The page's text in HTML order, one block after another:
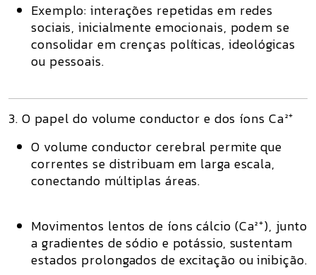
Exemplo: interações repetidas em redes
sociais, inicialmente emocionais, podem se
consolidar em crenças políticas, ideológicas
ou pessoais.
3. O papel do volume conductor e dos íons Ca²⁺
O volume conductor cerebral permite que
correntes se distribuam em larga escala,
conectando múltiplas áreas.
Movimentos lentos de íons cálcio (Ca²⁺), junto
a gradientes de sódio e potássio, sustentam
estados prolongados de excitação ou inibição.